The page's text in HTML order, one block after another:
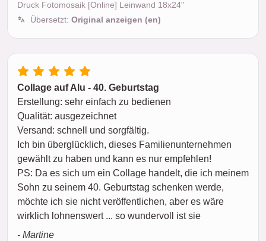
Druck Fotomosaik [Online] Leinwand 18x24"
Übersetzt: Original anzeigen (en)
Collage auf Alu - 40. Geburtstag
Erstellung: sehr einfach zu bedienen
Qualität: ausgezeichnet
Versand: schnell und sorgfältig.
Ich bin überglücklich, dieses Familienunternehmen
gewählt zu haben und kann es nur empfehlen!
PS: Da es sich um ein Collage handelt, die ich meinem
Sohn zu seinem 40. Geburtstag schenken werde,
möchte ich sie nicht veröffentlichen, aber es wäre
wirklich lohnenswert ... so wundervoll ist sie
- Martine